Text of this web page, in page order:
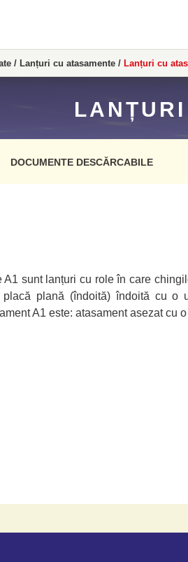
/ Lanțuri cu atasamente / Lanțuri cu
DOCUMENTE DESCĂRCABILE
A1 sunt lanțuri cu role în care
plană (îndoită) îndoită cu o
A1 este: atasament asezat cu